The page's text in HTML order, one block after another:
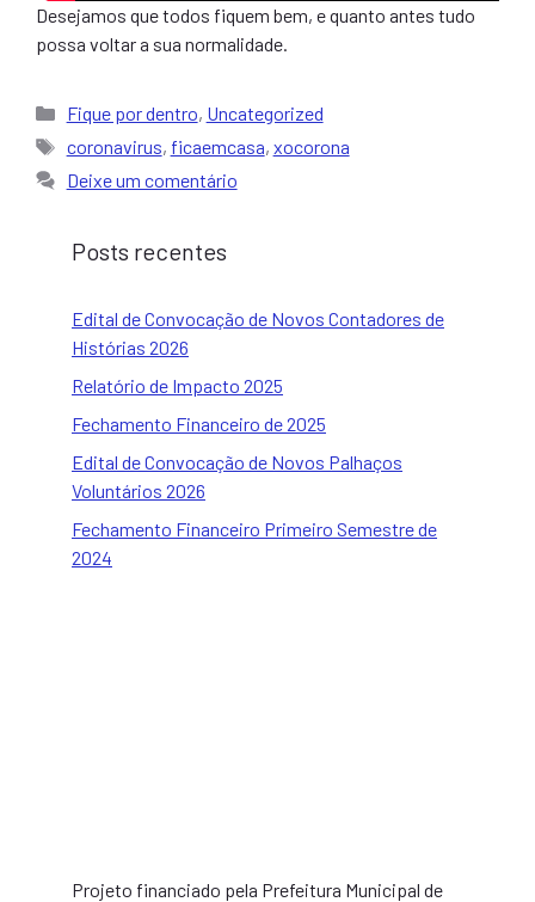
Desejamos que todos fiquem bem, e quanto antes tudo
possa voltar a sua normalidade.
Categorias
Fique por dentro, Uncategorized
Tags
coronavirus, ficaemcasa, xocorona
Deixe um comentário
Posts recentes
Edital de Convocação de Novos Contadores de
Histórias 2026
Relatório de Impacto 2025
Fechamento Financeiro de 2025
Edital de Convocação de Novos Palhaços
Voluntários 2026
Fechamento Financeiro Primeiro Semestre de
2024
Projeto financiado pela Prefeitura Municipal de